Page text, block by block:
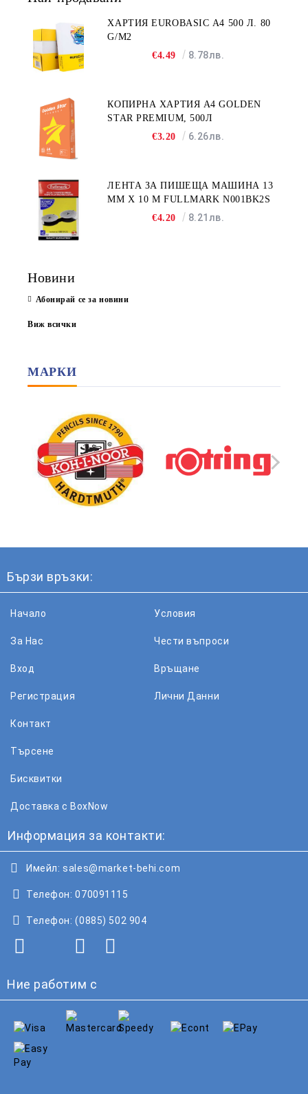
ХАРТИЯ EUROBASIC А4 500 Л. 80
G/M2
€4.49
8.78лв.
КОПИРНА ХАРТИЯ A4 GOLDEN
STAR PREMIUM, 500Л
€3.20
6.26лв.
ЛЕНТА ЗА ПИШЕЩА МАШИНА 13
MM X 10 M FULLMARK N001BK2S
€4.20
8.21лв.
Новини
Абонирай се за новини
Виж всички
МАРКИ
Бързи връзки:
Начало
За Нас
Вход
Регистрация
Условия
Чести въпроси
Връщане
Лични Данни
Контакт
Търсене
Бисквитки
Доставка с BoxNow
Информация за контакти:
Имейл: sales@market-behi.com
Телефон: 070091115
Телефон: (0885) 502 904
Ние работим с